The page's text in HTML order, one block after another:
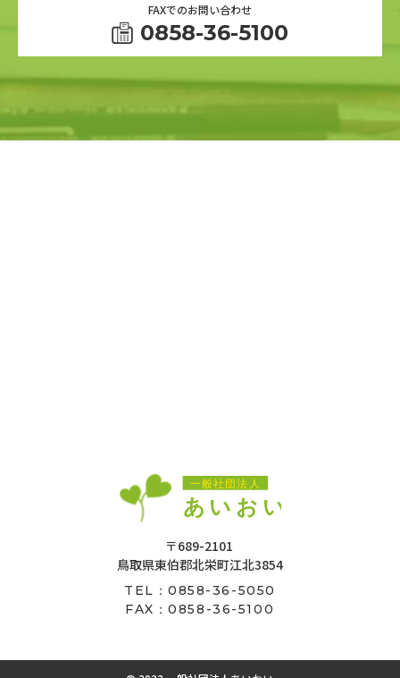
FAXでのお問い合わせ
0858-36-5100
〒689-2101
鳥取県東伯郡北栄町江北3854
TEL：0858-36-5050
FAX：0858-36-5100